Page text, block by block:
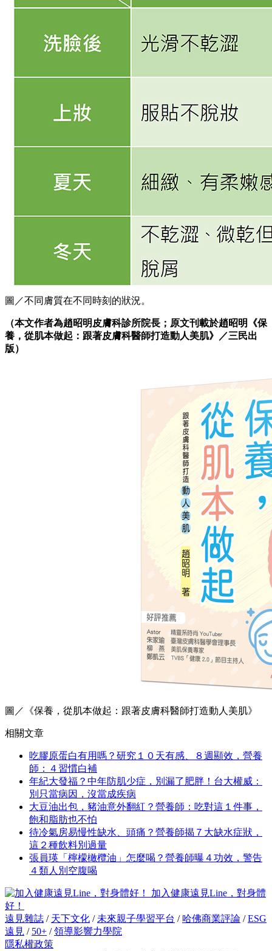
圖／不同膚質在不同時刻的狀況。
（本文作者為趙昭明皮膚科診所院長；原文刊載於趙昭明《保
養，從肌本做起：跟著皮膚科醫師打造動人美肌》／三民出
版）
圖／《保養，從肌本做起：跟著皮膚科醫師打造動人美肌》
相關文章
吃膠原蛋白有用嗎？研究１０天有感、８週顯效，營養
師：４習慣白補
年紀大發福？中年防肌少症，別漏了肥胖！台大權威：
別只當病因，沒當成疾病
大豆油出包，豬油意外翻紅？營養師：吃對這１件事，
飽和脂肪也不怕
待冷氣房易慢性缺水、頭痛？營養師揭７大缺水症狀，
這２種飲料別過量
張員瑛「檸檬橄欖油」怎麼喝？營養師曝４功效，警告
４類人別空腹喝
加入健康遠見Line，對身體
好！
遠見雜誌 / 天下文化 / 未來親子學習平台 / 哈佛商業評論 /ESG
遠見 / 50+ /領導影響力學院
隱私權政策